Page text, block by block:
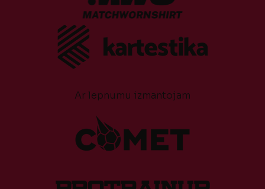
Ar lepnumu izmantojam